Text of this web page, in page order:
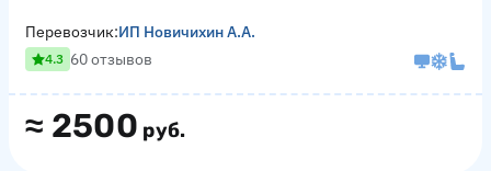
≈ 2500 руб.
Перевозчик:ИП Новичихин А.А.
4.3 60 отзывов